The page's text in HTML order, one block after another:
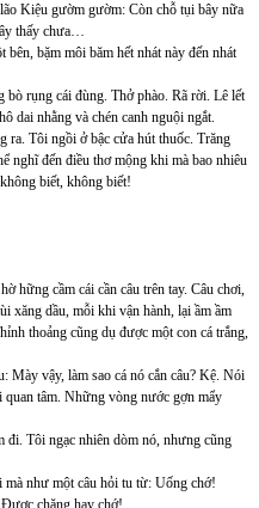
Kiệu gườm gườm: Còn chỗ tụi bây nữa
thấy chưa…
bặm môi băm hết nhát này đến nhát
rụng cái đùng. Thở phào. Rã rời. Lê lết
dai nhằng và chén canh nguội ngắt.
ra. Tôi ngồi ở bậc cửa hút thuốc. Trăng
nghĩ đến điều thơ mộng khi mà bao nhiêu
biết, không biết!
hững cầm cái cần câu trên tay. Câu chơi,
xăng dầu, mỗi khi vận hành, lại ầm ầm
thoảng cũng dụ được một con cá trắng,
Mày vậy, làm sao cá nó cắn câu? Kệ. Nói
quan tâm. Những vòng nước gợn mẩy
đi. Tôi ngạc nhiên dòm nó, nhưng cũng
như một câu hỏi tu từ: Uống chớ!
chăng hay chớ!